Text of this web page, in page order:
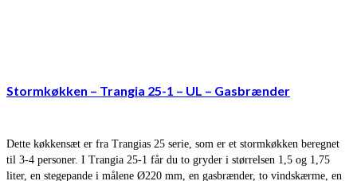
Stormkøkken – Trangia 25-1 – UL – Gasbrænder
Dette køkkensæt er fra Trangias 25 serie, som er et stormkøkken beregnet
til 3-4 personer. I Trangia 25-1 får du to gryder i størrelsen 1,5 og 1,75
liter, en stegepande i målene Ø220 mm, en gasbrænder, to vindskærme, en